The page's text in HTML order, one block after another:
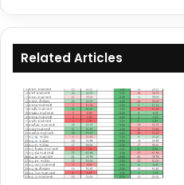
ประถม
ขอนแก่น
เขต
เด็ก
คน
ได้
ประจำ
พ.ศ.
2568
ครั้ง
Related Articles